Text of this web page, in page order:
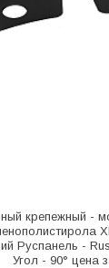
крепежный -
Руспанель -
Угол - 90° цена